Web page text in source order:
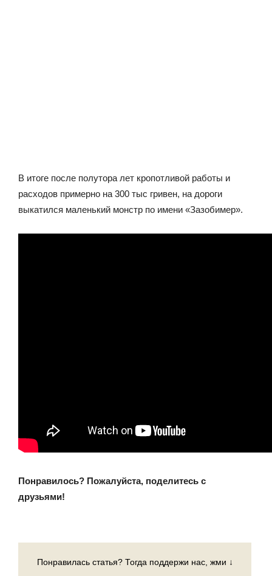
В итоге после полутора лет кропотливой работы и
расходов примерно на 300 тыс гривен, на дороги
выкатился маленький монстр по имени «Зазобимер».
Понравилось? Пожалуйста, поделитесь с
друзьями!
Понравилась статья? Тогда поддержи нас, жми ↓